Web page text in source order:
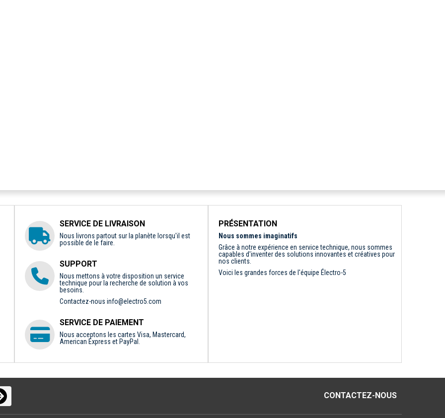
SERVICE DE LIVRAISON
Nous livrons partout sur la planète lorsqu'il est
possible de le faire.
SUPPORT
Nous mettons à votre disposition un service
technique pour la recherche de solution à vos
besoins.
Contactez-nous info@electro5.com
SERVICE DE PAIEMENT
Nous acceptons les cartes Visa, Mastercard,
American Express et PayPal.
PRÉSENTATION
Nous sommes imaginatifs
Grâce à notre expérience en service technique, nous sommes
capables d'inventer des solutions innovantes et créatives pour
nos clients.
Voici les grandes forces de l'équipe Électro-5
CONTACTEZ-NOUS